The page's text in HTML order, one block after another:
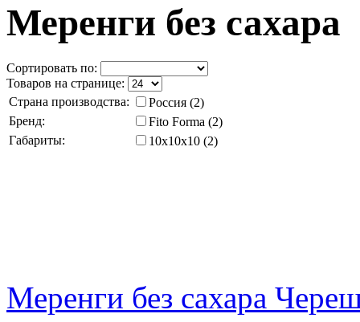
Меренги без сахара
Сортировать по:
Товаров на странице:
Страна производства:
Россия (2)
Бренд:
Fito Forma (2)
Габариты:
10x10x10 (2)
Меренги без сахара